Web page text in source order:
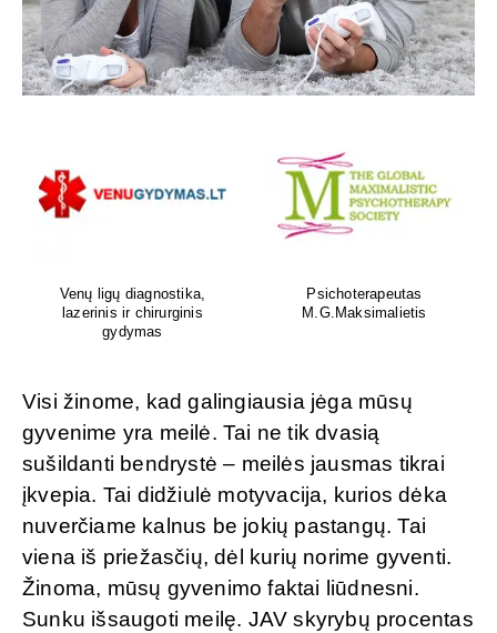
Venų ligų diagnostika,
lazerinis ir chirurginis
gydymas
Psichoterapeutas
M.G.Maksimalietis
Visi žinome, kad galingiausia jėga mūsų
gyvenime yra meilė. Tai ne tik dvasią
sušildanti bendrystė – meilės jausmas tikrai
įkvepia. Tai didžiulė motyvacija, kurios dėka
nuverčiame kalnus be jokių pastangų. Tai
viena iš priežasčių, dėl kurių norime gyventi.
Žinoma, mūsų gyvenimo faktai liūdnesni.
Sunku išsaugoti meilę. JAV skyrybų procentas